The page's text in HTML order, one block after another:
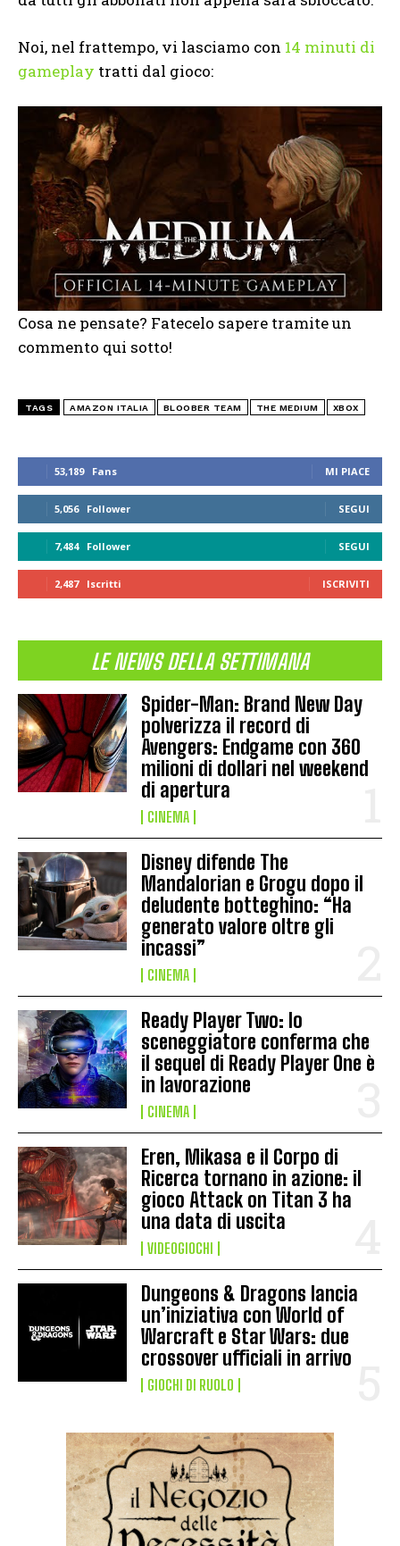
53,189 Fans MI PIACE
5,056 Follower SEGUI
7,484 Follower SEGUI
2,487 Iscritti ISCRIVITI
LE NEWS DELLA SETTIMANA
Spider-Man: Brand New Day
polverizza il record di
Avengers: Endgame con 360
milioni di dollari nel weekend
di apertura
CINEMA
Disney difende The
Mandalorian e Grogu dopo il
deludente botteghino: “Ha
generato valore oltre gli
incassi”
CINEMA
Ready Player Two: lo
sceneggiatore conferma che
il sequel di Ready Player One è
in lavorazione
CINEMA
Eren, Mikasa e il Corpo di
Ricerca tornano in azione: il
gioco Attack on Titan 3 ha
una data di uscita
VIDEOGIOCHI
Dungeons & Dragons lancia
un’iniziativa con World of
Warcraft e Star Wars: due
crossover ufficiali in arrivo
GIOCHI DI RUOLO
Noi, nel frattempo, vi lasciamo con 14 minuti di
gameplay tratti dal gioco:
Cosa ne pensate? Fatecelo sapere tramite un
commento qui sotto!
TAGS AMAZON ITALIA BLOOBER TEAM THE MEDIUM XBOX